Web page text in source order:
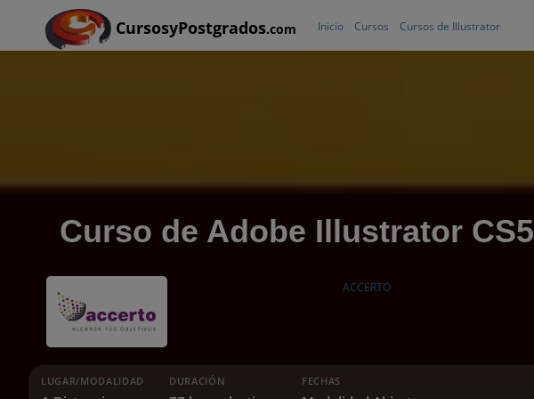
CursosyPostgrados.com Inicio Cursos Cursos de Illustrator
Curso de Adobe Illustrator CS5
ACCERTO
LUGAR/MODALIDAD DURACIÓN FECHAS